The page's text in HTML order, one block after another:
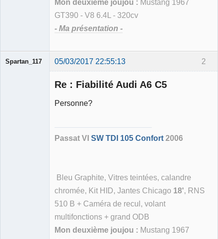
Mon deuxième joujou : Mustang 1967
GT390 - V8 6.4L - 320cv
- Ma présentation -
2
Spartan_117 05/03/2017 22:55:13
Re : Fiabilité Audi A6 C5
Personne?
Passat VI SW TDI 105 Confort 2006
Bleu Graphite, Vitres teintées, calandre
chromée, Kit HID, Jantes Chicago 18', RNS
510 B + Caméra de recul, volant
multifonctions + grand ODB
Mon deuxième joujou : Mustang 1967